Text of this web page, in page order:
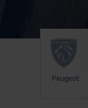
Peugeot